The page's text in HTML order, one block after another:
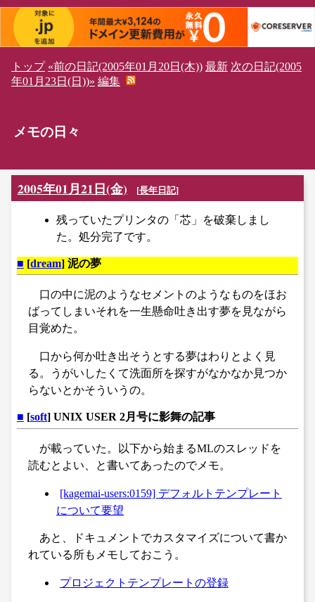
トップ «前の日記(2005年01月20日(木)) 最新 次の日記(2005
年01月23日(日))» 編集
メモの日々
2005年01月21日(金) [長年日記]
残っていたプリンタの「芯」を破棄しまし
た。処分完了です。
■ [dream] 泥の夢
口の中に泥のようなセメントのようなものをほお
ばってしまいそれを一生懸命吐き出す夢を見ながら
目覚めた。
口から何か吐き出そうとする夢はわりとよく見
る。うがいしたくて洗面所を探すがなかなか見つか
らないとかそういうの。
■ [soft] UNIX USER 2月号に影舞の記事
が載っていた。以下から始まるMLのスレッドを
読むとよい、と書いてあったのでメモ。
[kagemai-users:0159] デフォルトテンプレート
について要望
あと、ドキュメントでカスタマイズについて書か
れている所もメモしておこう。
プロジェクトテンプレートの登録